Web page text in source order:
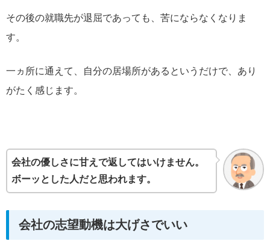
その後の就職先が退屈であっても、苦にならなくなりま
す。
一ヵ所に通えて、自分の居場所があるというだけで、あり
がたく感じます。
会社の優しさに甘えで返してはいけません。
ボーッとした人だと思われます。
会社の志望動機は大げさでいい